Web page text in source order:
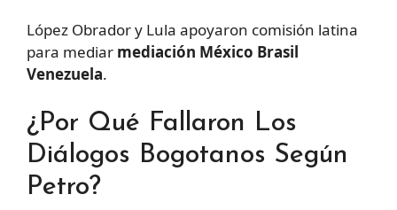
López Obrador y Lula apoyaron comisión latina
para mediar mediación México Brasil
Venezuela.
¿Por Qué Fallaron Los
Diálogos Bogotanos Según
Petro?